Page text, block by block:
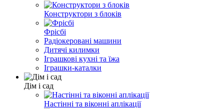
Конструктори з блоків
Фрісбі
Радіокеровані машини
Дитячі килимки
Іграшкові кухні та їжа
Іграшки-каталки
Дім і сад
Настінні та віконні аплікації